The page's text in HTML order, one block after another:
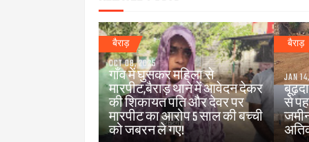
बैराड़
OCT 08, 2025
गाँव में घुसकर महिला से
मारपीट,बैराड़ थाने में आवेदन देकर
की शिकायत पति और देवर पर
मारपीट का आरोप 5 साल की बच्ची
को जबरन ले गए!
बैराड़
JAN
से